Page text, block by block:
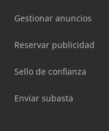
Gestionar anuncios
Reservar publicidad
Sello de confianza
Enviar subasta